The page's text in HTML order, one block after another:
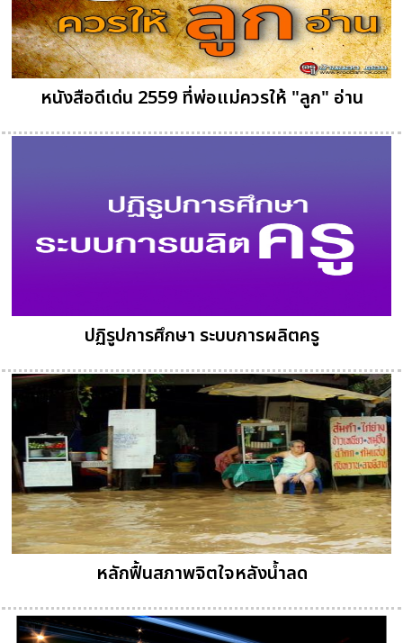
หนังสือดีเด่น 2559 ที่พ่อแม่ควรให้ "ลูก" อ่าน
ปฏิรูปการศึกษา ระบบการผลิตครู
หลักฟื้นสภาพจิตใจหลังน้ำลด